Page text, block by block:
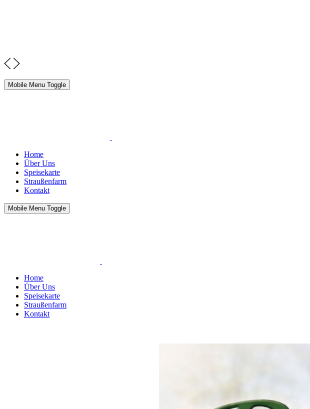
Mobile Menu Toggle
Home
Über Uns
Speisekarte
Straußenfarm
Kontakt
Mobile Menu Toggle
Home
Über Uns
Speisekarte
Straußenfarm
Kontakt